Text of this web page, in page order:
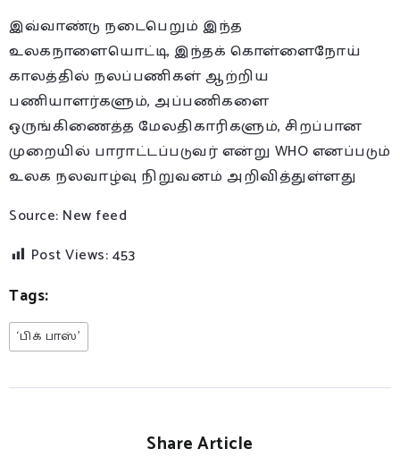
இவ்வாண்டு நடைபெறும் இந்த
உலகநாளையொட்டி, இந்தக் கொள்ளைநோய்
காலத்தில் நலப்பணிகள் ஆற்றிய
பணியாளர்களும், அப்பணிகளை
ஒருங்கிணைத்த மேலதிகாரிகளும், சிறப்பான
முறையில் பாராட்டப்படுவர் என்று WHO எனப்படும்
உலக நலவாழ்வு நிறுவனம் அறிவித்துள்ளது
Source: New feed
Post Views:453
Tags:
‘பிக் பாஸ்’
Share Article